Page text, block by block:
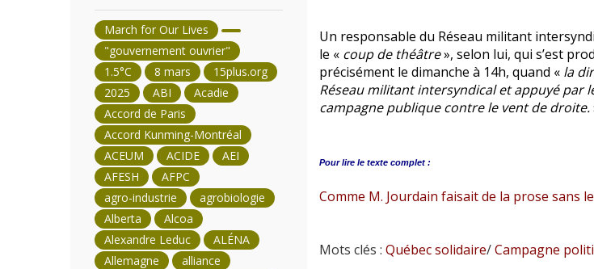
Un responsable du Réseau militant
le « coup de théâtre», selon lui, qui s’est
précisément le dimanche à 14h, quand « la
Réseau militant intersyndical et appuyé par
campagne publique contre le vent de droite.
Pour lire le texte complet :
Comme M. Jourdain faisait de la prose sans
Mots clés : Québec solidaire/Campagne
March for Our Lives
"gouvernement ouvrier"
1.5°C
8 mars
15plus.org
2025
ABI
Acadie
Accord de Paris
Accord Kunming-Montréal
ACEUM
ACIDE
AEI
AFESH
AFPC
agro-industrie
agrobiologie
Alberta
Alcoa
Alexandre Leduc
ALÉNA
Allemagne
alliance